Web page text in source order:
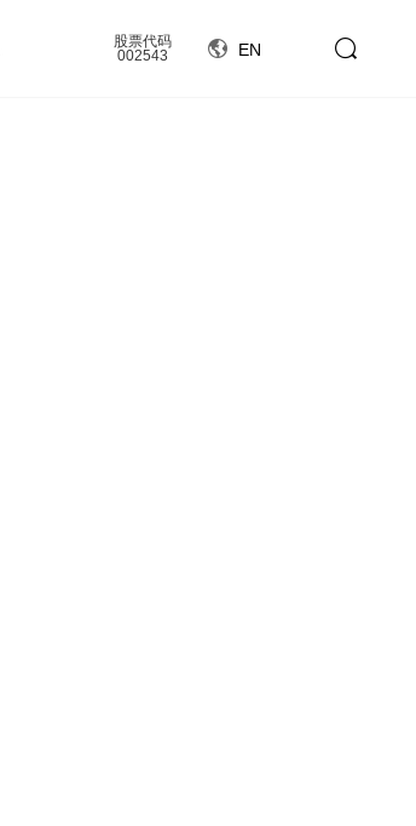
股票代码
002543
EN